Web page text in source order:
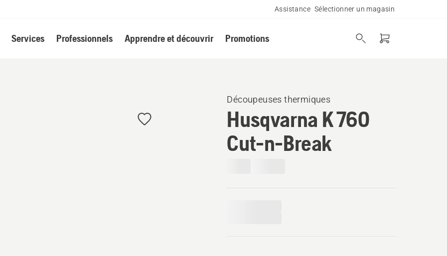
Assistance Sélectionner un magasin
Services Professionnels Apprendre et découvrir Promotions
Découpeuses thermiques
Husqvarna K 760
Cut-n-Break